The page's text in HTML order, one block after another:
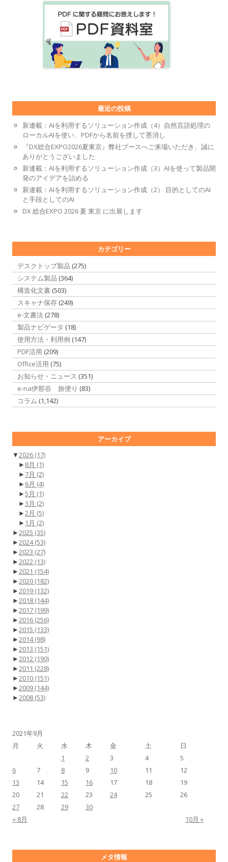
最近の投稿
新連載：AIを利用するソリューション作成（4）自然言語処理の
ローカルAIを使い、PDFから名前を捜して墨消し
『DX総合EXPO2026夏東京』弊社ブースへご来場いただき、誠に
ありがとうございました
新連載：AIを利用するソリューション作成（3）AIを使って製品開
発のアイデアを詰める
新連載：AIを利用するソリューション作成（2） 目的としてのAI
と手段としてのAI
DX 総合EXPO 2026 夏 東京 に出展します
カテゴリー
デスクトップ製品 (275)
システム製品 (364)
構造化文書 (503)
スキャナ保存 (249)
e-文書法 (278)
製品ナビゲータ (18)
使用方法・利用例 (147)
PDF活用 (209)
Office活用 (75)
お知らせ・ニュース (351)
e-na伊那谷 旅便り (83)
コラム (1,142)
アーカイブ
▼2026 (17)
► 8月 (1)
► 7月 (2)
► 6月 (4)
►5月 (1)
►3月 (2)
►2月 (5)
► 1月 (2)
►2025 (35)
►2024(53)
►2023 (27)
►2022 (13)
►2021 (154)
►2020 (182)
►2019 (132)
►2018 (144)
►2017 (199)
►2016 (256)
►2015 (133)
►2014(98)
►2013 (151)
►2012 (190)
►2011 (228)
►2010 (151)
►2009 (144)
►2008 (53)
2021年9月
月
火 水 木 金 土 日
« 8月 10月 »
1 2 3 4
5
6
7 8 9 10 11
12
13
14 15 16 17 18
19
20
21 22 23 24 25
26
27
28 29 30
メタ情報